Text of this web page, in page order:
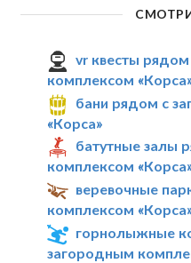
vr квесты
комплексом
бани рядом с
«Корса»
батутные залы
комплексом
веревочные
комплексом
горнолыжные
загородным